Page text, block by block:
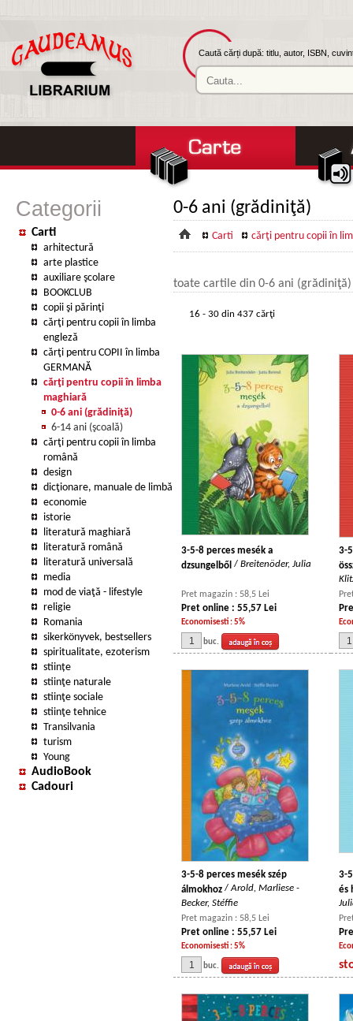
Caută cărți după: titlu, autor, ISBN,
Categorii
Carti
arhitectură
arte plastice
auxiliare şcolare
BOOKCLUB
copii şi părinţi
cărţi pentru copii în limba
engleză
cărţi pentru COPII în limba
GERMANĂ
cărţi pentru copii în limba
maghiară
0-6 ani (grădiniţă)
6-14 ani (şcoală)
cărţi pentru copii în limba
română
design
dicţionare, manuale de limbă
economie
istorie
literatură maghiară
literatură română
literatură universală
media
mod de viaţă - lifestyle
religie
Romania
sikerkönyvek, bestsellers
spiritualitate, ezoterism
stiințe
stiinţe naturale
stiinţe sociale
stiinţe tehnice
Transilvania
turism
Young
AudioBook
Cadouri
0-6 ani (grădiniţă)
Carti cărţi pentru copii în
toate cartile din 0-6 ani (grădiniţă)
16 - 30 din 437 cărţi
3-5-8 perces mesék a
dzsungelből / Breitenöder, Julia
3-
Pret magazin : 58,5 Lei
Pret online : 55,57 Lei
Economisesti : 5%
buc.
3-5-8 perces mesék szép
álmokhoz /Arold, Marliese -
Becker, Stéffie
3-
és
Pret magazin : 58,5 Lei
Pret online : 55,57 Lei
Economisesti : 5%
buc.